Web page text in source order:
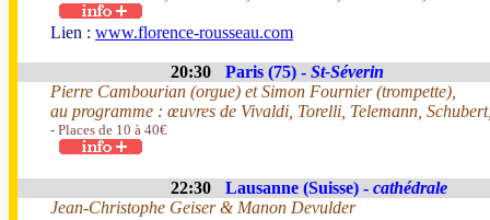
Lien : www.florence-rousseau.com
20:30 Paris (75) - St-Séverin
Pierre Cambourian (orgue) et Simon Fournier (trompette),
au programme : œuvres de Vivaldi, Torelli, Telemann,
- Places de 10 à 40€
22:30 Lausanne (Suisse) - cathédrale
Jean-Christophe Geiser & Manon Devulder